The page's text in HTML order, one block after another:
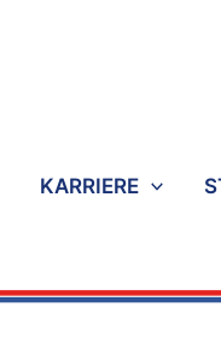
KARRIERE